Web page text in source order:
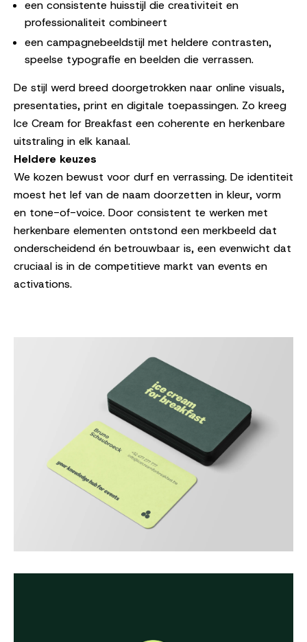
een consistente huisstijl die creativiteit en
professionaliteit combineert
een campagnebeeldstijl met heldere contrasten,
speelse typografie en beelden die verrassen.
De stijl werd breed doorgetrokken naar online visuals,
presentaties, print en digitale toepassingen. Zo kreeg
Ice Cream for Breakfast een coherente en herkenbare
uitstraling in elk kanaal.
Heldere keuzes
We kozen bewust voor durf en verrassing. De identiteit
moest het lef van de naam doorzetten in kleur, vorm
en tone-of-voice. Door consistent te werken met
herkenbare elementen ontstond een merkbeeld dat
onderscheidend én betrouwbaar is, een evenwicht dat
cruciaal is in de competitieve markt van events en
activations.